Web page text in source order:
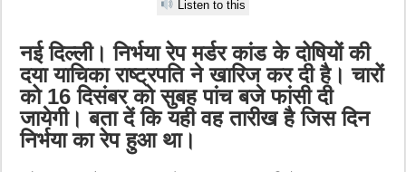
Listen to this
नई दिल्ली। निर्भया रेप मर्डर कांड के दोषियों की
दया याचिका राष्ट्रपति ने खारिज कर दी है। चारों
को 16 दिसंबर को सुबह पांच बजे फांसी दी
जायेगी। बता दें कि यही वह तारीख है जिस दिन
निर्भया का रेप हुआ था।